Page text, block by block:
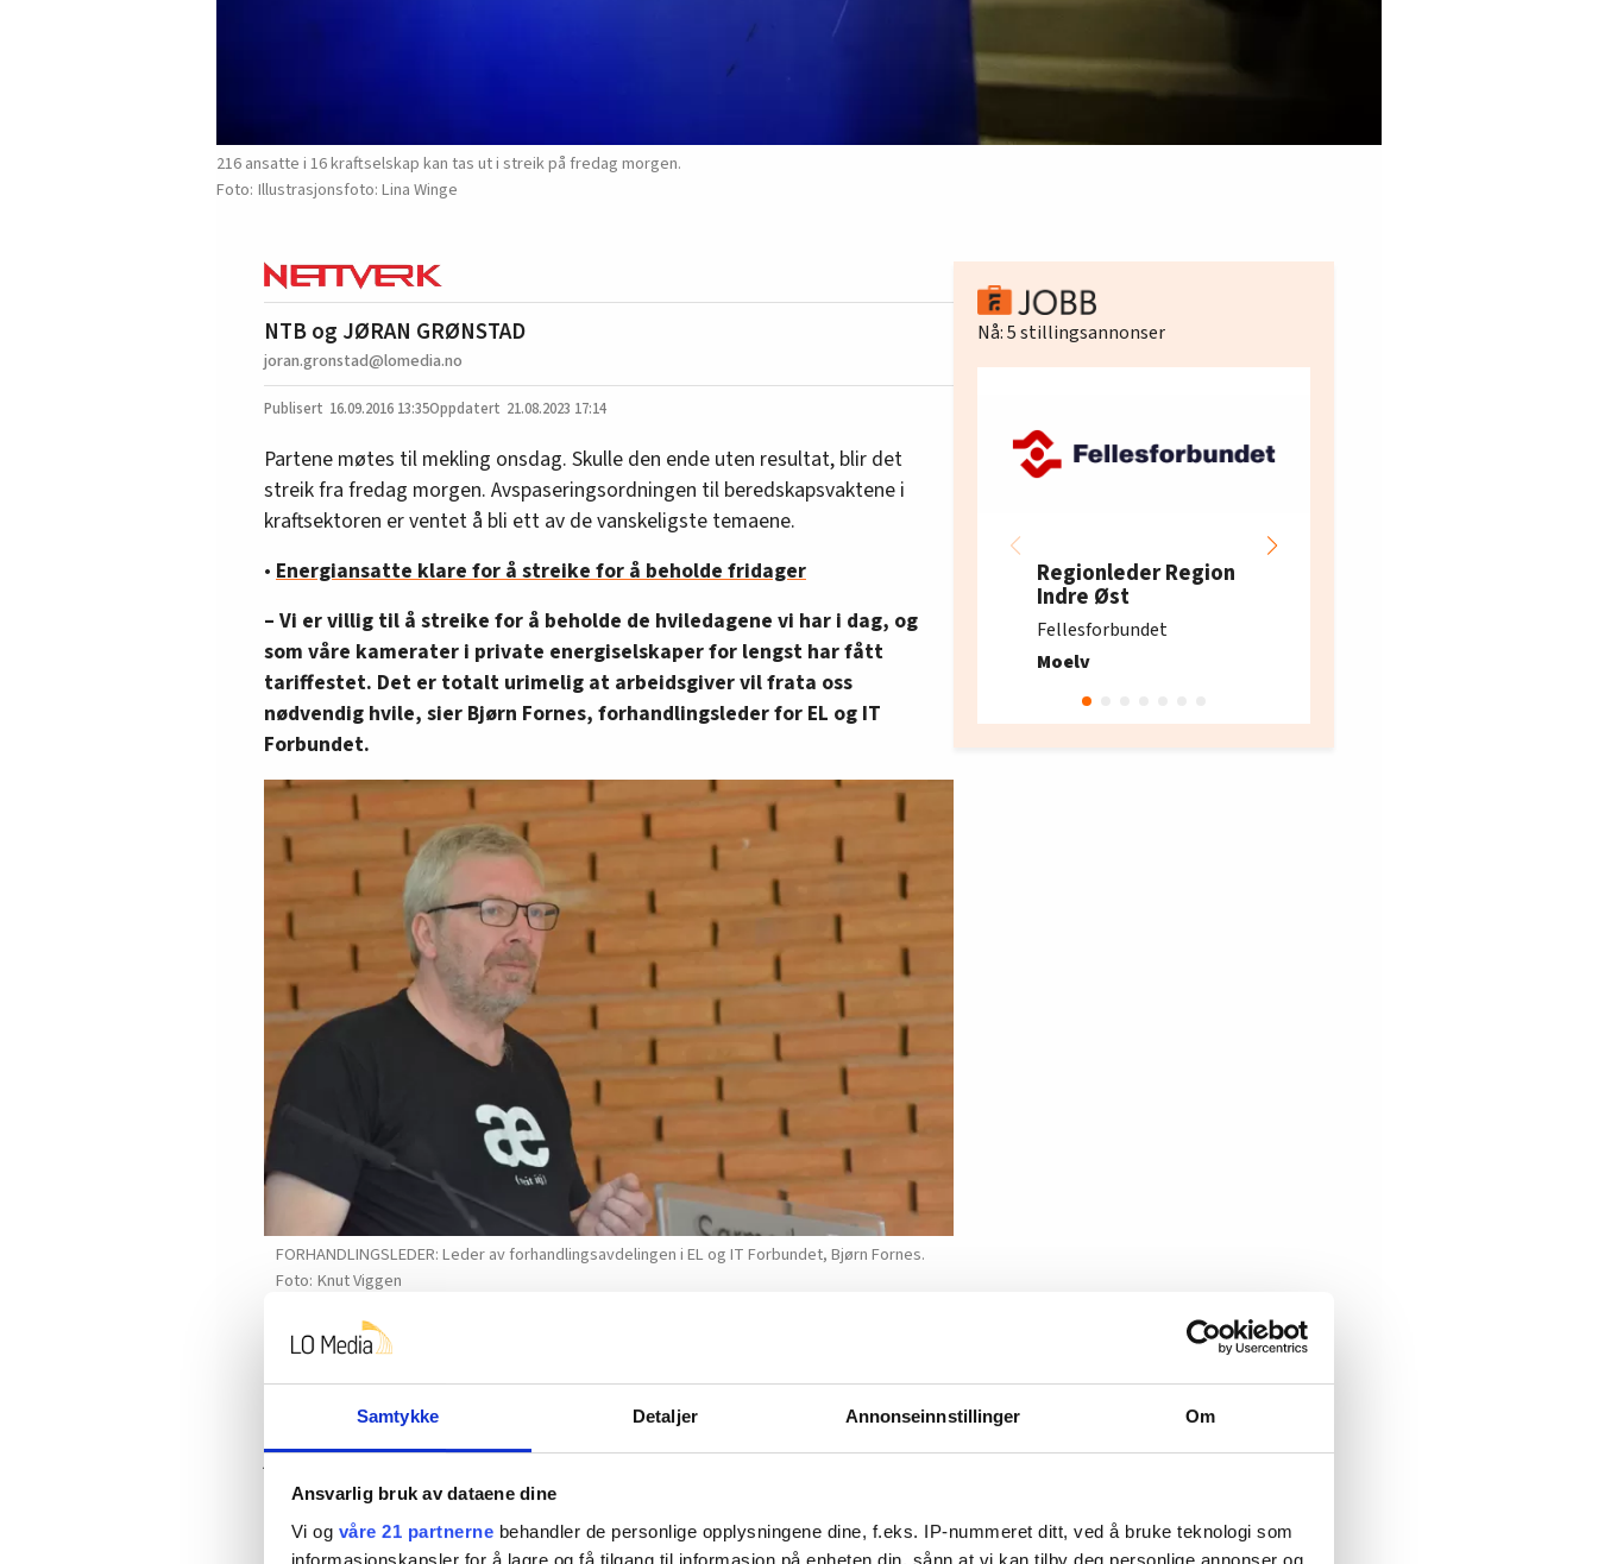
Samtykke Detaljer Annonseinnstillinger Om
Ansvarlig bruk av dataene dine
Vi og våre 21 partnerne behandler de personlige opplysningene dine, f.eks. IP-nummeret ditt, ved å bruke teknologi som
informasjonskapsler for å lagre og få tilgang til informasjon på enheten din, sånn at vi kan tilby deg personlige annonser og
216 ansatte i 16 kraftselskap kan tas ut i streik på fredag morgen.
Illustrasjonsfoto: Lina Winge
NTB og JØRAN GRØNSTAD
joran.gronstad@lomedia.no
16.09.2016 13:35 21.08.2023 17:14
Partene møtes til mekling onsdag. Skulle den ende uten resultat, blir det
streik fra fredag morgen. Avspaseringsordningen til beredskapsvaktene i
kraftsektoren er ventet å bli ett av de vanskeligste temaene.
• Energiansatte klare for å streike for å beholde fridager
– Vi er villig til å streike for å beholde de hviledagene vi har i dag, og
som våre kamerater i private energiselskaper for lengst har fått
tariffestet. Det er totalt urimelig at arbeidsgiver vil frata oss
nødvendig hvile, sier Bjørn Fornes, forhandlingsleder for EL og IT
Forbundet.
FORHANDLINGSLEDER: Leder av forhandlingsavdelingen i EL og IT Forbundet, Bjørn Fornes.
Knut Viggen
Derfor er everks-ansatte så ivrige på sin gamle vaktkompensasjon
den lovbestemte avspaseringsfaktoren ble endret. Beredskapsvaktene må nå
jobbe syv timer for en time med avspasering, og ikke fem, slik det har vært
fram til i år. Det utgjør omtrent 10 hviledager i året for en beredskapsvakt.
• Følg oss påFacebook
Nå:5stillingsannonser
Regionleder Region
Indre Øst
Fellesforbundet
Moelv